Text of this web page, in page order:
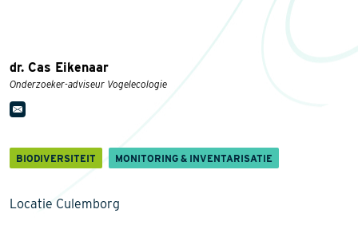
dr. Cas Eikenaar
Onderzoeker-adviseur Vogelecologie
BIODIVERSITEIT MONITORING & INVENTARISATIE
Locatie Culemborg